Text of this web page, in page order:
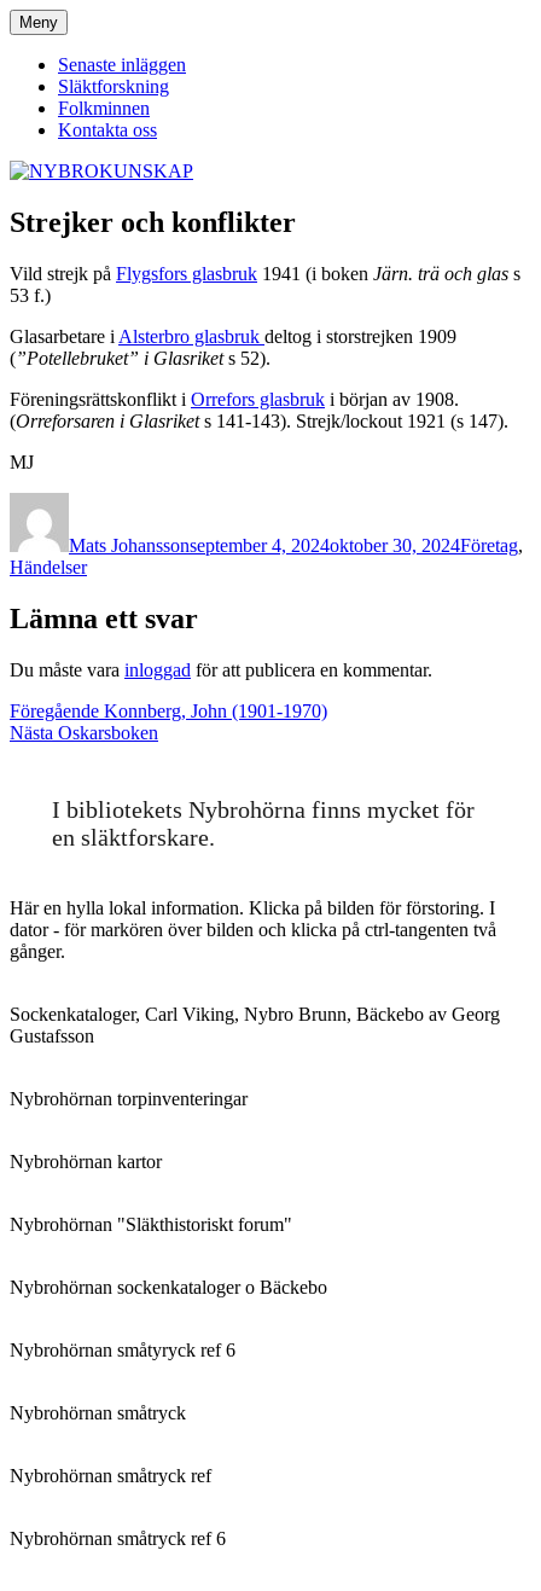
Hoppa
till
innehåll
NYBROKUNSKAP
Meny
Senaste inläggen
Släktforskning
Folkminnen
Kontakta oss
Strejker och konflikter
Vild strejk på Flygsfors glasbruk 1941 (i boken Järn. trä och glas s
53 f.)
Glasarbetare i Alsterbro glasbruk deltog i storstrejken 1909
(”Potellebruket” i Glasrikets 52).
Föreningsrättskonflikt i Orrefors glasbruk i början av 1908.
(Orreforsaren i Glasrikets 141-143). Strejk/lockout 1921 (s 147).
MJ
Mats Johanssonseptember 4, 2024oktober 30, 2024Företag,
Händelser
Lämna ett svar
Du måste vara inloggad för att publicera en kommentar.
Inläggsnavigering
Föregående Föregående
inlägg:
Konnberg, John (1901-1970)
Nästa Nästa
Oskarsboken
I bibliotekets Nybrohörna finns mycket för
en släktforskare.
Här en hylla lokal information. Klicka på bilden för förstoring. I
dator - för markören över bilden och klicka på ctrl-tangenten två
gånger.
Sockenkataloger, Carl Viking, Nybro Brunn, Bäckebo av Georg
Gustafsson
Nybrohörnan torpinventeringar
Nybrohörnan kartor
Nybrohörnan "Släkthistoriskt forum"
Nybrohörnan sockenkataloger o Bäckebo
Nybrohörnan småtyryck ref 6
Nybrohörnan småtryck
Nybrohörnan småtryck ref
Nybrohörnan småtryck ref 6